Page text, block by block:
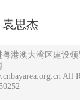
思杰
港澳大湾区建设
All